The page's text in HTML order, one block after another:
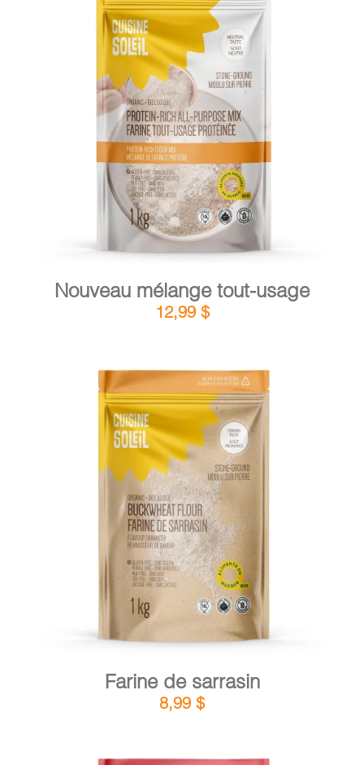
PANIER
EN
AJOUTER AU PANIER / DÉTAILS
Nouveau mélange tout-usage
12,99 $
AJOUTER AU PANIER / DÉTAILS
Farine de sarrasin
8,99 $